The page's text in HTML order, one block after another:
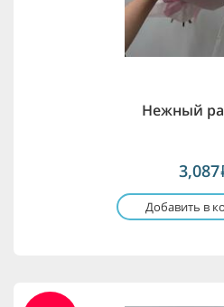
Нежный
3,087
Добавить в